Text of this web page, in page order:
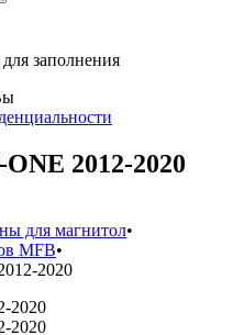
заполнения
2012-2020
для магнитол•
MFB•
2020